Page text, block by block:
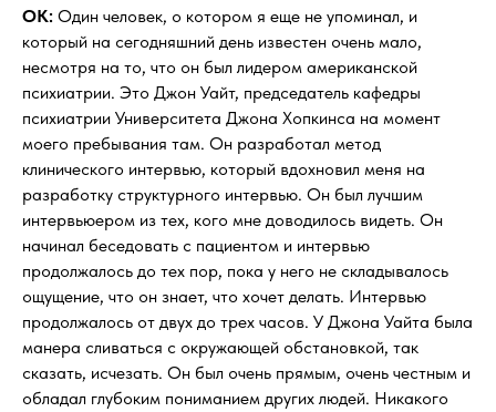
OK: Один человек, о котором я еще не упоминал, и
который на сегодняшний день известен очень мало,
несмотря на то, что он был лидером американской
психиатрии. Это Джон Уайт, председатель кафедры
психиатрии Университета Джона Хопкинса на момент
моего пребывания там. Он разработал метод
клинического интервью, который вдохновил меня на
разработку структурного интервью. Он был лучшим
интервьюером из тех, кого мне доводилось видеть. Он
начинал беседовать с пациентом и интервью
продолжалось до тех пор, пока у него не складывалось
ощущение, что он знает, что хочет делать. Интервью
продолжалось от двух до трех часов. У Джона Уайта была
манера сливаться с окружающей обстановкой, так
сказать, исчезать. Он был очень прямым, очень честным и
обладал глубоким пониманием других людей. Никакого